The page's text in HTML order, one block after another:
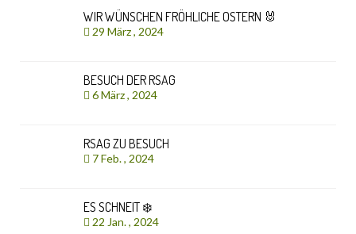
WIR WÜNSCHEN FRÖHLICHE OSTERN 🐰
29 März , 2024
BESUCH DER RSAG
6 März , 2024
RSAG ZU BESUCH
7 Feb. , 2024
ES SCHNEIT ❄️
22 Jan. , 2024